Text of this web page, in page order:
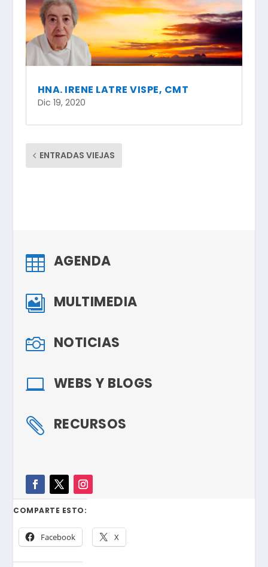
HNA. IRENE LATRE VISPE, CMT
Dic 19, 2020
ENTRADAS VIEJAS
 AGENDA
 MULTIMEDIA
 NOTICIAS
 WEBS Y BLOGS
 RECURSOS
COMPARTE ESTO:
Facebook X